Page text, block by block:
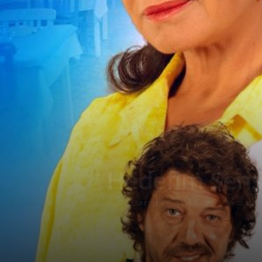
Hedefim
NUSRET ŞEN - 30 Kasım 2018 7842